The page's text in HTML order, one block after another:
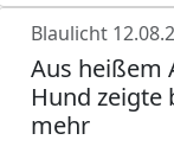
Blaulicht
Aus heißem
Hund zeigte
mehr